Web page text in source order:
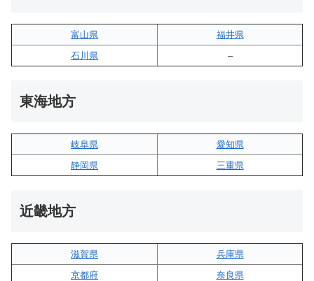
富山県
福井県
石川県
–
東海地方
岐阜県
愛知県
静岡県
三重県
近畿地方
滋賀県
兵庫県
京都府
奈良県